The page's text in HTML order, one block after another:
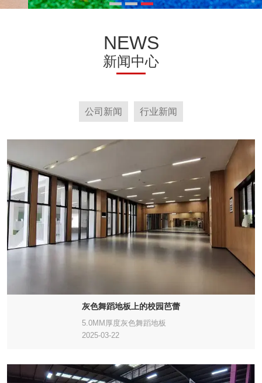
NEWS
新闻中心
公司新闻 行业新闻
灰色舞蹈地板上的校园芭蕾
5.0MM厚度灰色舞蹈地板
2025-03-22